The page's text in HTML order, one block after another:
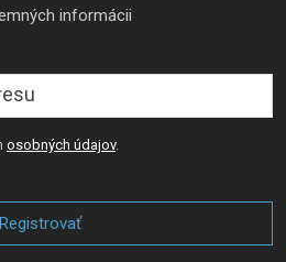
informácii
osobných údajov.
Registrovať